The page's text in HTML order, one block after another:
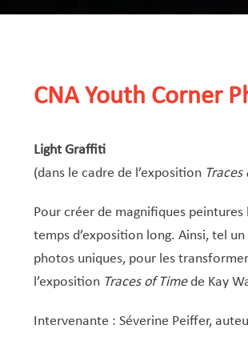
CNA Youth Corner
Light Graffiti
(dans le cadre de l’exposition Traces
Pour créer de magnifiques
temps d’exposition long. Ainsi, tel
photos uniques, pour les
l’exposition Traces of Timede Kay
Intervenante : Séverine Peiffer,